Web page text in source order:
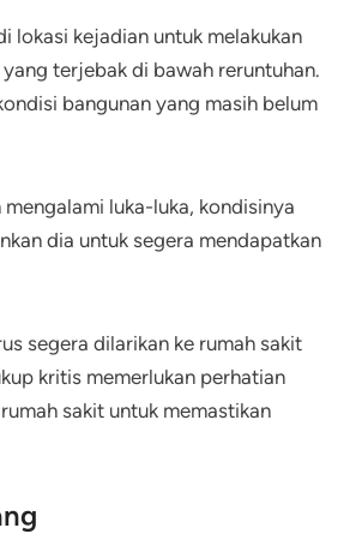
lokasi kejadian untuk melakukan
terjebak di bawah reruntuhan.
bangunan yang masih belum
luka-luka, kondisinya
dia untuk segera mendapatkan
segera dilarikan ke rumah sakit
kritis memerlukan perhatian
sakit untuk memastikan